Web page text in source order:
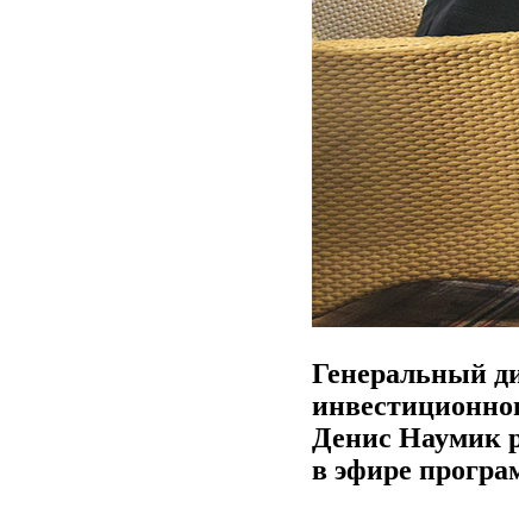
Генеральный
Денис Наумик
в эфире